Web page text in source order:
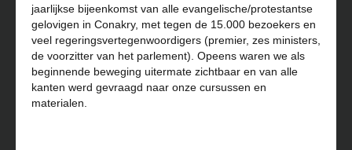
jaarlijkse bijeenkomst van alle evangelische/protestantse
gelovigen in Conakry, met tegen de 15.000 bezoekers en
veel regeringsvertegenwoordigers (premier, zes ministers,
de voorzitter van het parlement). Opeens waren we als
beginnende beweging uitermate zichtbaar en van alle
kanten werd gevraagd naar onze cursussen en
materialen.